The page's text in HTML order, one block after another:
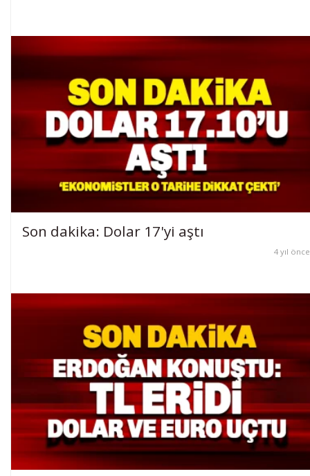
Son dakika: Dolar 17'yi aştı
4 yıl önce